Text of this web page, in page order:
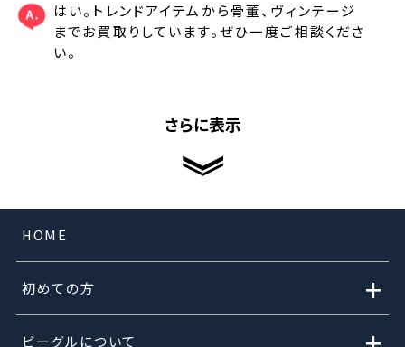
はい。トレンドアイテムから骨董、ヴィンテージ
までお買取りしています。ぜひ一度ご相談くださ
い。
さらに表示
HOME
初めての方 +
ビーグルについて